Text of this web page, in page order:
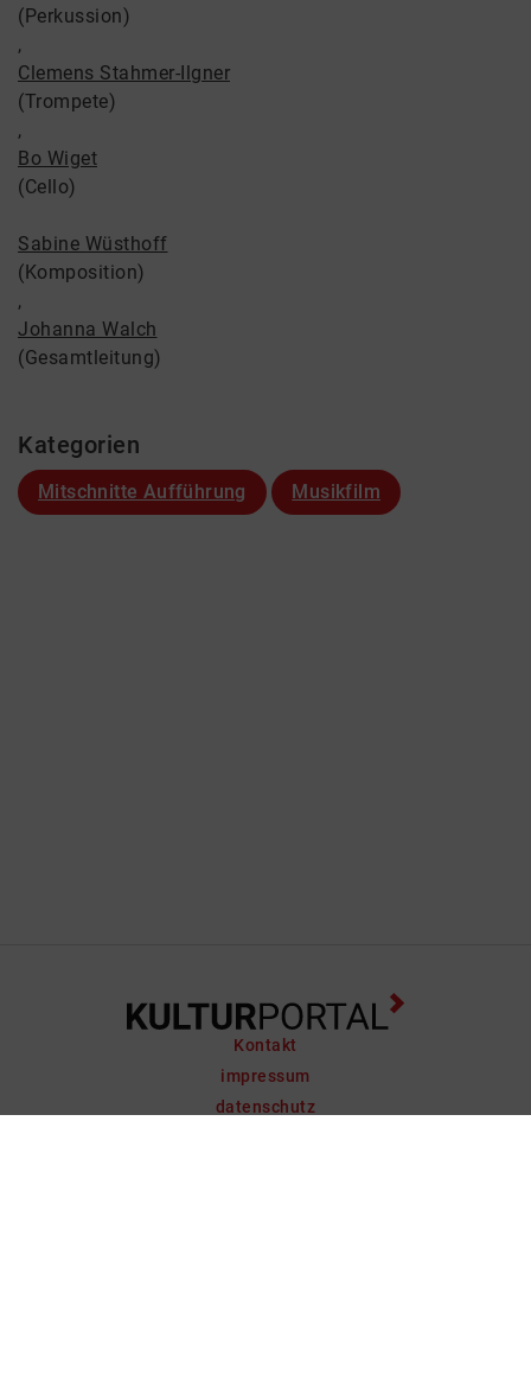
(Perkussion)
,
Clemens Stahmer-Ilgner
(Trompete)
,
Bo Wiget
(Cello)
Sabine Wüsthoff
(Komposition)
,
Johanna Walch
(Gesamtleitung)
Kategorien
Mitschnitte Aufführung Musikfilm
Kontakt
impressum
datenschutz